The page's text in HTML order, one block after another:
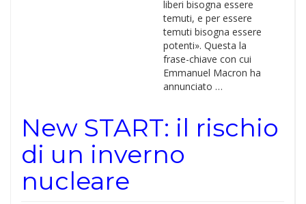
liberi bisogna essere
temuti, e per essere
temuti bisogna essere
potenti». Questa la
frase-chiave con cui
Emmanuel Macron ha
annunciato …
New START: il rischio
di un inverno
nucleare